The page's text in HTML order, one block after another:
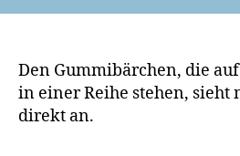
Den Gummibärchen, die
in einer Reihe stehen, sieht
direkt an.